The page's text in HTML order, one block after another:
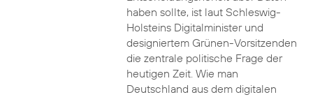
haben sollte, ist laut Schleswig-
Holsteins Digitalminister und
designiertem Grünen-Vorsitzenden
die zentrale politische Frage der
heutigen Zeit. Wie man
Deutschland aus dem digitalen